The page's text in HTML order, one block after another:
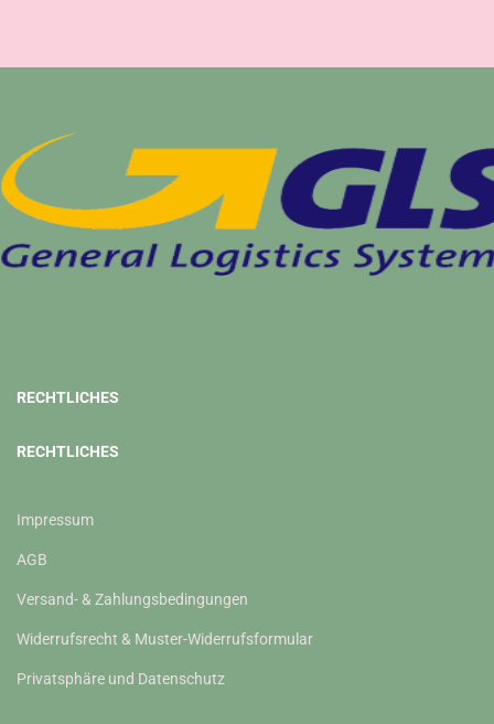
RECHTLICHES
RECHTLICHES
Impressum
AGB
Versand- & Zahlungsbedingungen
Widerrufsrecht & Muster-Widerrufsformular
Privatsphäre und Datenschutz